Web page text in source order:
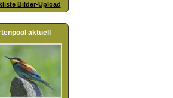
Bilder-Upload
aktuell